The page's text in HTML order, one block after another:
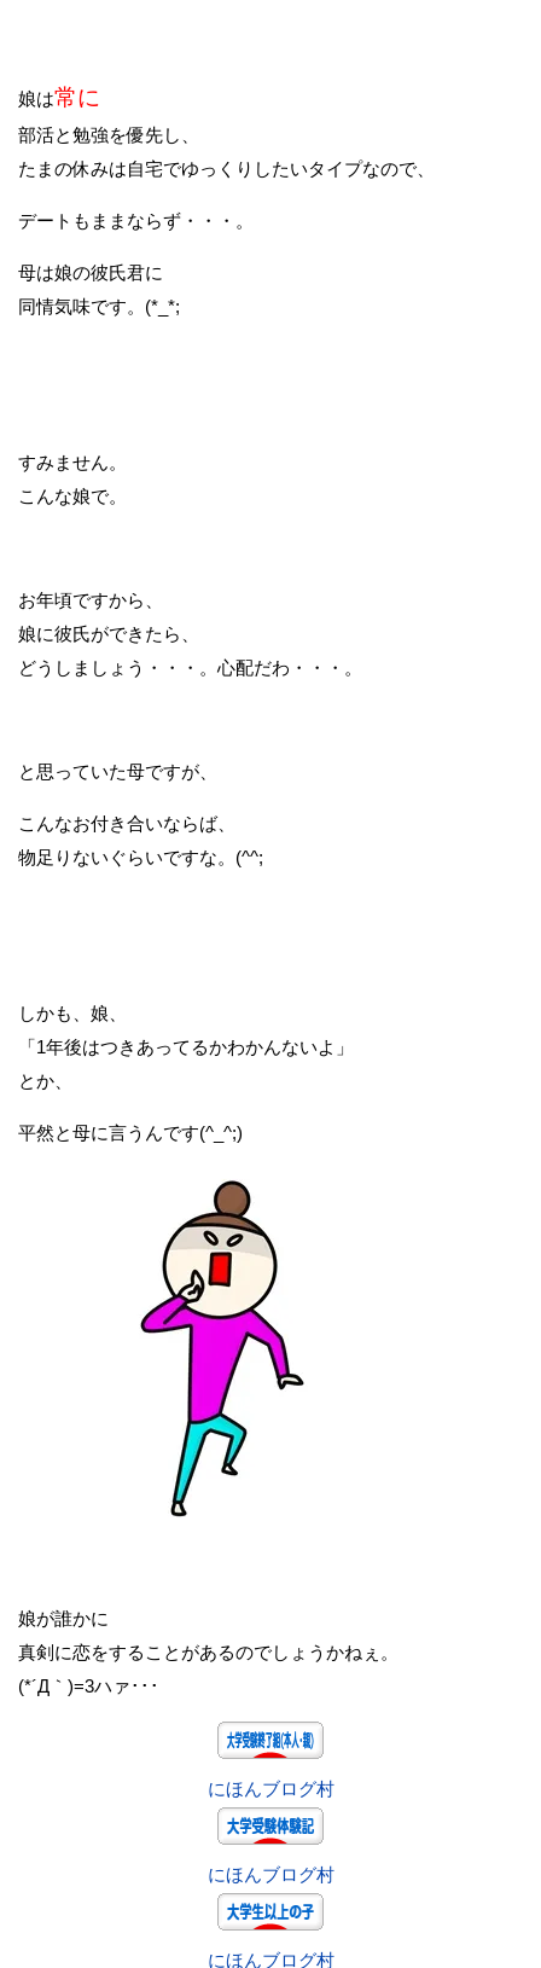
娘は常に
部活と勉強を優先し、
たまの休みは自宅でゆっくりしたいタイプなので、
デートもままならず・・・。
母は娘の彼氏君に
同情気味です。(*_*;
すみません。
こんな娘で。
お年頃ですから、
娘に彼氏ができたら、
どうしましょう・・・。心配だわ・・・。
と思っていた母ですが、
こんなお付き合いならば、
物足りないぐらいですな。(^^;
しかも、娘、
「1年後はつきあってるかわかんないよ」
とか、
平然と母に言うんです(^_^;)
娘が誰かに
真剣に恋をすることがあるのでしょうかねぇ。
(*´Д｀)=3ハァ･･･
にほんブログ村
にほんブログ村
にほんブログ村